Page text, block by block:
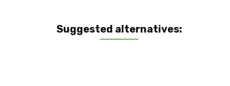
Suggested alternatives: